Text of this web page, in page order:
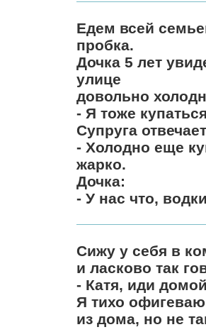
Едем всей
пробка.
Дочка 5 лет
улице
довольно
- Я тоже
Супруга
- Холодно еще
жарко.
Дочка:
- У нас что,
Сижу у себя в
и ласково так
- Катя, иди
Я тихо
из дома, но не